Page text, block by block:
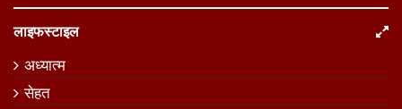
लाइफस्टाइल
अध्यात्म
सेहत